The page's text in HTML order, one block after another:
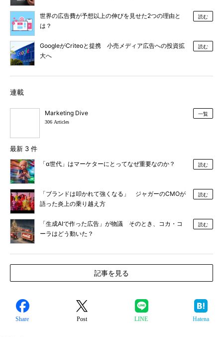
世界の広告費が予想以上の伸びを見せた2つの理由と
は？
読む
GoogleがCriteoと提携 小売メディア広告への投資拡
大へ
読む
連載
Marketing Dive
306 Articles
一覧
最新 3 件
「α世代」はマーケターにとってなぜ重要なのか？ 読む
「ブランドは叩かれて強くなる」 ジャガーのCMOが
語った炎上の乗り越え方
読む
「生成AIで作った広告」が物議 そのとき、コカ・コ
ーラはどう動いた？
読む
記事を見る
Share Post LINE Hatena